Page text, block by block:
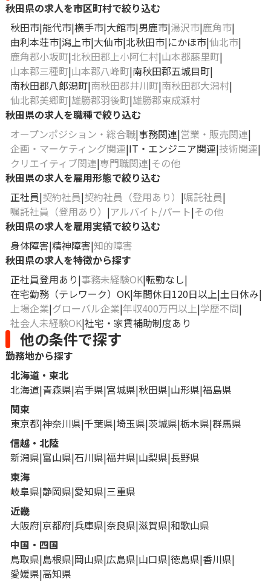
秋田県の求人を市区町村で絞り込む
秋田市 能代市 横手市 大館市 男鹿市 湯沢市 鹿角市
由利本荘市 潟上市 大仙市 北秋田市 にかほ市 仙北市
鹿角郡小坂町 北秋田郡上小阿仁村 山本郡藤里町
山本郡三種町 山本郡八峰町 南秋田郡五城目町
南秋田郡八郎潟町 南秋田郡井川町 南秋田郡大潟村
仙北郡美郷町 雄勝郡羽後町 雄勝郡東成瀬村
秋田県の求人を職種で絞り込む
オープンポジション・総合職 事務関連 営業・販売関連
企画・マーケティング関連 IT・エンジニア関連 技術関連
クリエイティブ関連 専門職関連 その他
秋田県の求人を雇用形態で絞り込む
正社員 契約社員 契約社員（登用あり）
嘱託社員
嘱託社員（登用あり）
アルバイト/パート その他
秋田県の求人を雇用実績で絞り込む
身体障害 精神障害 知的障害
秋田県の求人を特徴から探す
正社員登用あり 事務未経験OK 転勤なし
在宅勤務（テレワーク）OK 年間休日120日以上 土日休み
上場企業 グローバル企業 年収400万円以上 学歴不問
社会人未経験OK 社宅・家賃補助制度あり
他の条件で探す
勤務地から探す
北海道・東北
北海道 青森県 岩手県 宮城県 秋田県 山形県 福島県
関東
東京都 神奈川県 千葉県 埼玉県 茨城県 栃木県 群馬県
信越・北陸
新潟県 富山県 石川県 福井県 山梨県 長野県
東海
岐阜県 静岡県 愛知県 三重県
近畿
大阪府 京都府 兵庫県 奈良県 滋賀県 和歌山県
中国・四国
鳥取県 島根県 岡山県 広島県 山口県 徳島県 香川県
愛媛県 高知県